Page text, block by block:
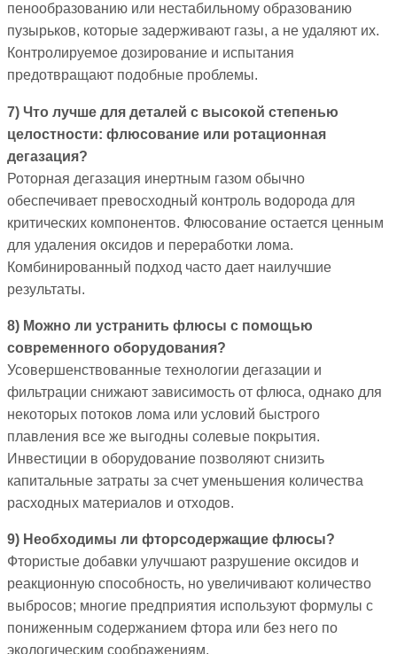
пенообразованию или нестабильному образованию
пузырьков, которые задерживают газы, а не удаляют их.
Контролируемое дозирование и испытания
предотвращают подобные проблемы.
7) Что лучше для деталей с высокой степенью
целостности: флюсование или ротационная
дегазация?
Роторная дегазация инертным газом обычно
обеспечивает превосходный контроль водорода для
критических компонентов. Флюсование остается ценным
для удаления оксидов и переработки лома.
Комбинированный подход часто дает наилучшие
результаты.
8) Можно ли устранить флюсы с помощью
современного оборудования?
Усовершенствованные технологии дегазации и
фильтрации снижают зависимость от флюса, однако для
некоторых потоков лома или условий быстрого
плавления все же выгодны солевые покрытия.
Инвестиции в оборудование позволяют снизить
капитальные затраты за счет уменьшения количества
расходных материалов и отходов.
9) Необходимы ли фторсодержащие флюсы?
Фтористые добавки улучшают разрушение оксидов и
реакционную способность, но увеличивают количество
выбросов; многие предприятия используют формулы с
пониженным содержанием фтора или без него по
экологическим соображениям.